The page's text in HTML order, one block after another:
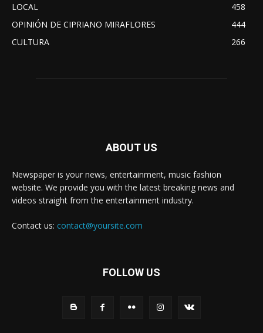
LOCAL
458
OPINIÓN DE CIPRIANO MIRAFLORES
444
CULTURA
266
ABOUT US
Newspaper is your news, entertainment, music fashion
website. We provide you with the latest breaking news and
videos straight from the entertainment industry.
Contact us: contact@yoursite.com
FOLLOW US